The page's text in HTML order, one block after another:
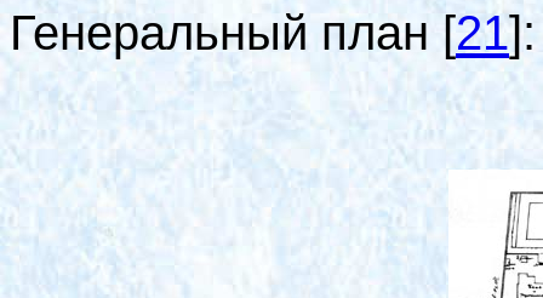
Генеральный план [21]: